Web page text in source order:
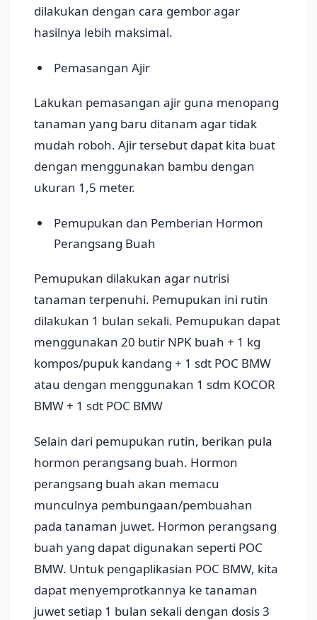
dilakukan dengan cara gembor agar
hasilnya lebih maksimal.
Pemasangan Ajir
Lakukan pemasangan ajir guna menopang
tanaman yang baru ditanam agar tidak
mudah roboh. Ajir tersebut dapat kita buat
dengan menggunakan bambu dengan
ukuran 1,5 meter.
Pemupukan dan Pemberian Hormon
Perangsang Buah
Pemupukan dilakukan agar nutrisi
tanaman terpenuhi. Pemupukan ini rutin
dilakukan 1 bulan sekali. Pemupukan dapat
menggunakan 20 butir NPK buah + 1 kg
kompos/pupuk kandang + 1 sdt POC BMW
atau dengan menggunakan 1 sdm KOCOR
BMW + 1 sdt POC BMW
Selain dari pemupukan rutin, berikan pula
hormon perangsang buah. Hormon
perangsang buah akan memacu
munculnya pembungaan/pembuahan
pada tanaman juwet. Hormon perangsang
buah yang dapat digunakan seperti POC
BMW. Untuk pengaplikasian POC BMW, kita
dapat menyemprotkannya ke tanaman
juwet setiap 1 bulan sekali dengan dosis 3